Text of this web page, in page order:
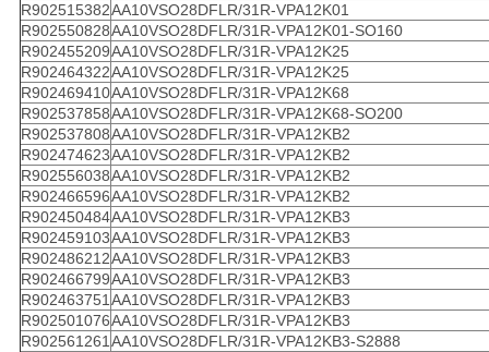
R902515382AA10VSO28DFLR/31R-VPA12K01
R902550828AA10VSO28DFLR/31R-VPA12K01-SO160
R902455209AA10VSO28DFLR/31R-VPA12K25
R902464322AA10VSO28DFLR/31R-VPA12K25
R902469410AA10VSO28DFLR/31R-VPA12K68
R902537858AA10VSO28DFLR/31R-VPA12K68-SO200
R902537808AA10VSO28DFLR/31R-VPA12KB2
R902474623AA10VSO28DFLR/31R-VPA12KB2
R902556038AA10VSO28DFLR/31R-VPA12KB2
R902466596AA10VSO28DFLR/31R-VPA12KB2
R902450484AA10VSO28DFLR/31R-VPA12KB3
R902459103AA10VSO28DFLR/31R-VPA12KB3
R902486212AA10VSO28DFLR/31R-VPA12KB3
R902466799AA10VSO28DFLR/31R-VPA12KB3
R902463751AA10VSO28DFLR/31R-VPA12KB3
R902501076AA10VSO28DFLR/31R-VPA12KB3
R902561261AA10VSO28DFLR/31R-VPA12KB3-S2888